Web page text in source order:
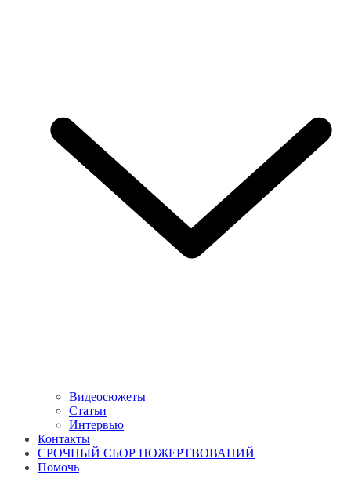
Видеосюжеты
Статьи
Интервью
Контакты
СРОЧНЫЙ СБОР ПОЖЕРТВОВАНИЙ
Помочь